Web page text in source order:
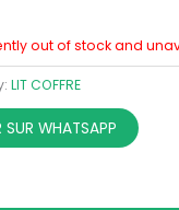
out of stock and
LIT COFFRE
WHATSAPP